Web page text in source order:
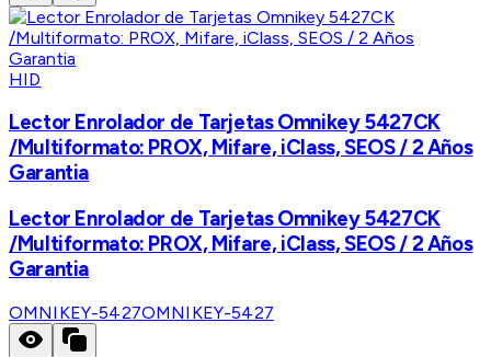
HID
Lector Enrolador de Tarjetas Omnikey 5427CK
/Multiformato: PROX, Mifare, iClass, SEOS / 2 Años
Garantia
Lector Enrolador de Tarjetas Omnikey 5427CK
/Multiformato: PROX, Mifare, iClass, SEOS / 2 Años
Garantia
OMNIKEY-5427OMNIKEY-5427